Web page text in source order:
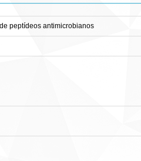
peptídeos antimicrobianos